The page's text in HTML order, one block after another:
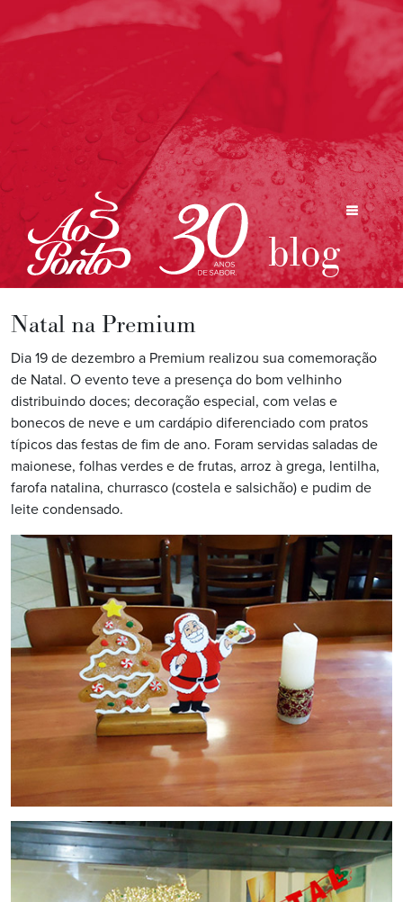
blog
Natal na Premium
Dia 19 de dezembro a Premium realizou sua comemoração
de Natal. O evento teve a presença do bom velhinho
distribuindo doces; decoração especial, com velas e
bonecos de neve e um cardápio diferenciado com pratos
típicos das festas de fim de ano. Foram servidas saladas de
maionese, folhas verdes e de frutas, arroz à grega, lentilha,
farofa natalina, churrasco (costela e salsichão) e pudim de
leite condensado.